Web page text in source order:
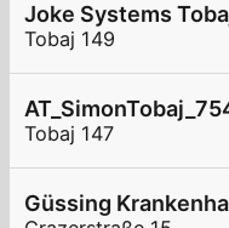
Joke Systems
Tobaj 149
Tobaj 147
Güssing